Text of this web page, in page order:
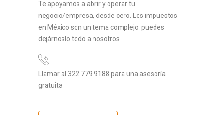
Te apoyamos a abrir y operar tu
negocio/empresa, desde cero. Los impuestos
en México son un tema complejo, puedes
dejárnoslo todo a nosotros
Llamar al 322 779 9188 para una asesoría
gratuita